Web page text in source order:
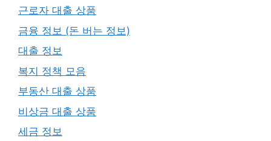
근로자 대출 상품
금융 정보 (돈 버는 정보)
대출 정보
복지 정책 모음
부동산 대출 상품
비상금 대출 상품
세금 정보